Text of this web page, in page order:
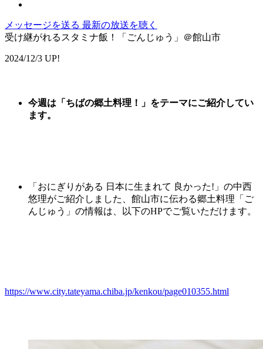
メッセージを送る 最新の放送を聴く
受け継がれるスタミナ飯！「ごんじゅう」＠館山市
2024/12/3 UP!
今週は 「 ちばの郷土料理 ！ 」 をテーマにご紹介してい
ます。
「おにぎりがある 日本に生まれて 良かった!」の中西
悠理がご紹介しました、館山市に伝わる郷土料理「ご
んじゅう」 の情報は、以下のHPでご覧いただけます。
https://www.city.tateyama.chiba.jp/kenkou/page010355.html